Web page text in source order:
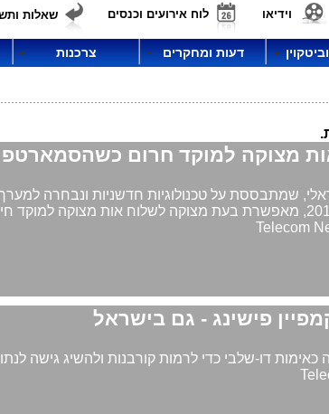
וידיאו לוח אירועים וכנסים שאלות
דעות ומחקרים צרכנות
שמתבססת על טכנולוגיות חדשניות ונבחרה
של המשחקים האולימפיים בריו 2016, מאפשרת בעת מצוקה לשלוח אות מצוקה
פישינג - גם בישראל
דו-שלבי כדי לרמות קורבנות ולהשיג גישה